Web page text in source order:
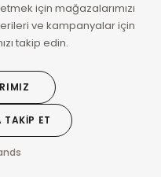
için mağazalarımızı
ve kampanyalar için
takip edin.
TAKİP ET